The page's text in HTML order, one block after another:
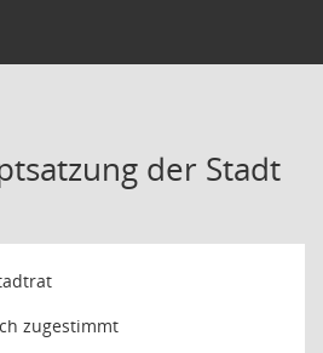
der Stadt
zugestimmt